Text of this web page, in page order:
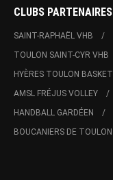
CLUBS PARTENAIRES
SAINT-RAPHAËL VHB
TOULON SAINT-CYR VHB
HYÈRES TOULON BASKET
AMSL FRÉJUS VOLLEY
HANDBALL GARDÉEN
BOUCANIERS DE TOULON